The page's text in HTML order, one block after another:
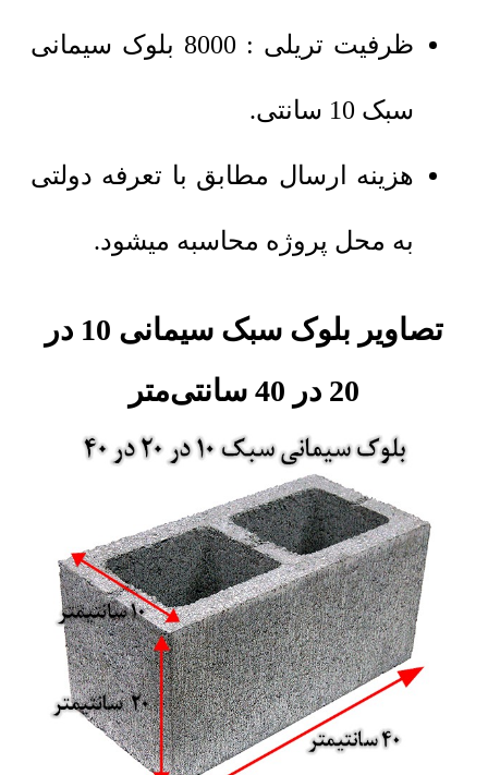
ظرفیت تریلی : 8000 بلوک سیمانی
سبک 10 سانتی.
هزینه ارسال مطابق با تعرفه دولتی
به محل پروژه محاسبه میشود.
تصاویر بلوک سبک سیمانی 10 در
20 در 40 سانتی‌متر